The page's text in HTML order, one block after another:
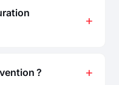
?